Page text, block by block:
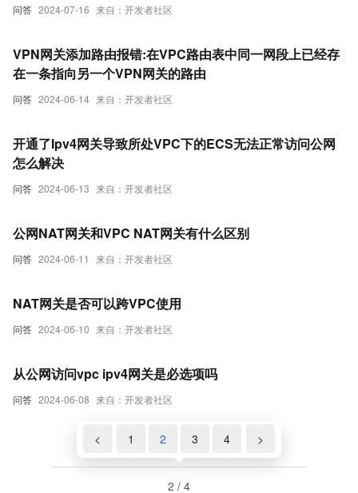
问答 2024-07-16 来自：开发者社区
问答 2024-06-14 来自：开发者社区
VPN网关添加路由报错:在VPC路由表中同一网段上已经存
在一条指向另一个VPN网关的路由
问答 2024-06-13 来自：开发者社区
开通了Ipv4网关导致所处VPC下的ECS无法正常访问公网
怎么解决
问答 2024-06-11 来自：开发者社区
公网NAT网关和VPC NAT网关有什么区别
问答 2024-06-10 来自：开发者社区
NAT网关是否可以跨VPC使用
问答 2024-06-08 来自：开发者社区
从公网访问vpc ipv4网关是必选项吗
< 1 2 3 4 >
2 / 4